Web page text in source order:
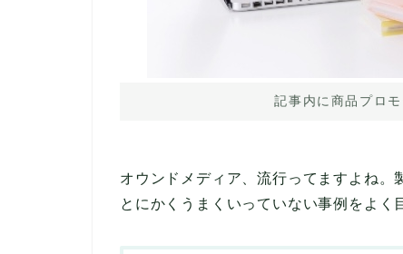
記事内に商品プロ
オウンドメディア、流行ってますよね。
とにかくうまくいっていない事例をよく